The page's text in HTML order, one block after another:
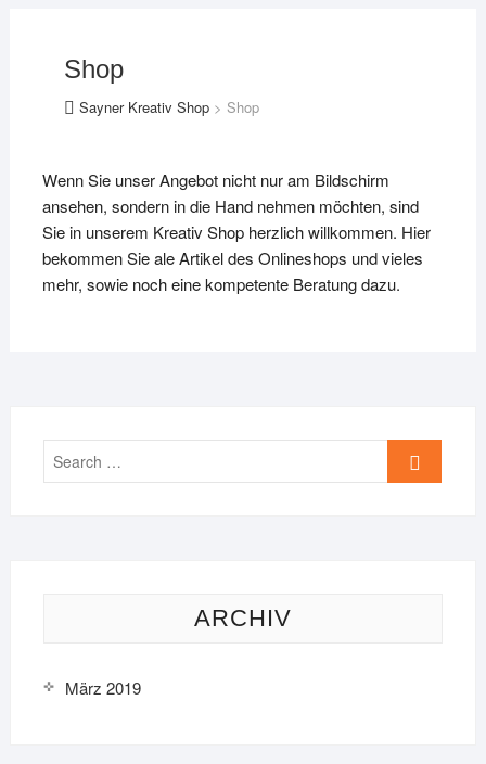
Shop
Sayner Kreativ Shop> Shop
Wenn Sie unser Angebot nicht nur am Bildschirm
ansehen, sondern in die Hand nehmen möchten, sind
Sie in unserem Kreativ Shop herzlich willkommen. Hier
bekommen Sie ale Artikel des Onlineshops und vieles
mehr, sowie noch eine kompetente Beratung dazu.
Search
ARCHIV
März 2019